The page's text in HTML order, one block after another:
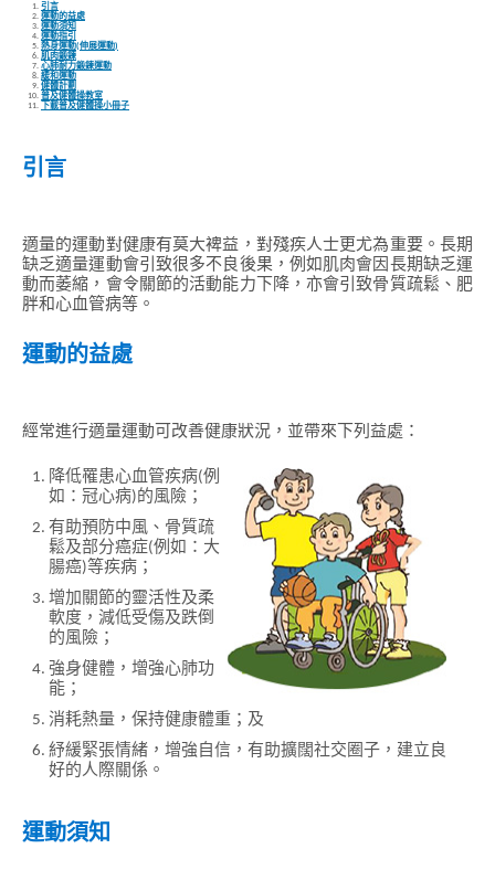
引言
運動的益處
運動須知
運動指引
熱身運動(伸展運動)
肌肉鍛鍊
心肺耐力鍛鍊運動
緩和運動
健體計劃
普及健體操教室
下載普及健體操小冊子
引言
適量的運動對健康有莫大裨益，對殘疾人士更尤為重要。長期
缺乏適量運動會引致很多不良後果，例如肌肉會因長期缺乏運
動而萎縮，會令關節的活動能力下降，亦會引致骨質疏鬆、肥
胖和心血管病等。
運動的益處
經常進行適量運動可改善健康狀況，並帶來下列益處：
降低罹患心血管疾病(例
如：冠心病)的風險；
有助預防中風、骨質疏
鬆及部分癌症(例如：大
腸癌)等疾病；
增加關節的靈活性及柔
軟度，減低受傷及跌倒
的風險；
強身健體，增強心肺功
能；
消耗熱量，保持健康體重；及
紓緩緊張情緒，增強自信，有助擴闊社交圈子，建立良
好的人際關係。
運動須知